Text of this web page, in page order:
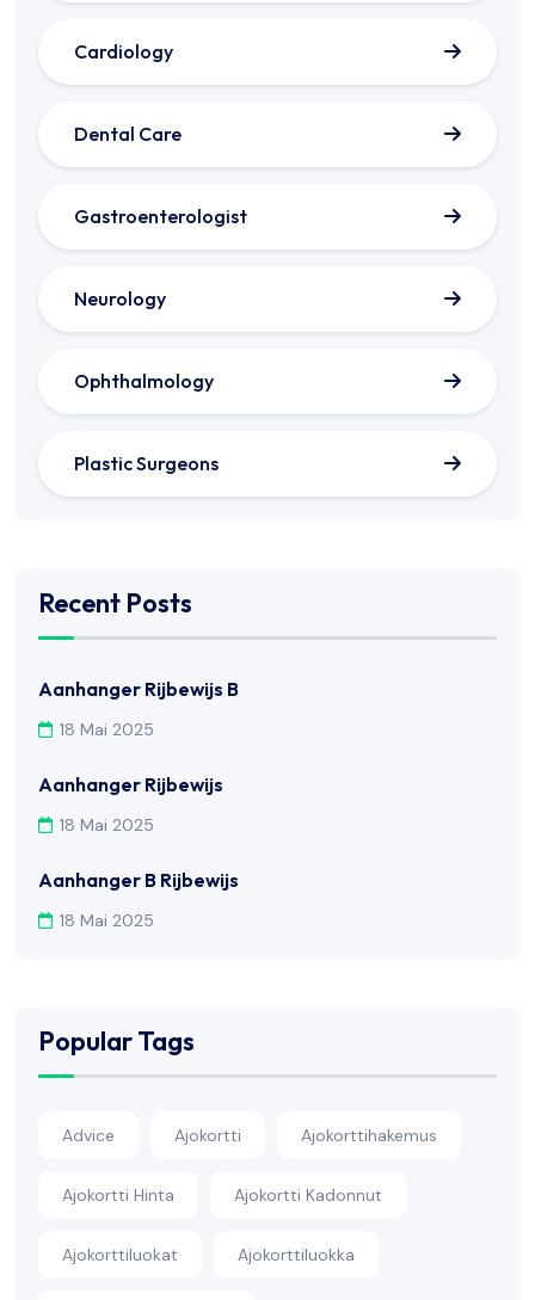
Cardiology
Dental Care
Gastroenterologist
Neurology
Ophthalmology
Plastic Surgeons
Recent Posts
Aanhanger Rijbewijs B
18 Mai 2025
Aanhanger Rijbewijs
18 Mai 2025
Aanhanger B Rijbewijs
18 Mai 2025
Popular Tags
Advice Ajokortti Ajokorttihakemus
Ajokortti Hinta Ajokortti Kadonnut
Ajokorttiluokat Ajokorttiluokka